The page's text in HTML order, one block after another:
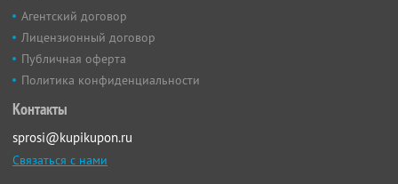
Агентский договор
Лицензионный договор
Публичная оферта
Политика конфиденциальности
Контакты
sprosi@kupikupon.ru
Связаться с нами